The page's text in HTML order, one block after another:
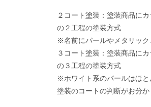
２コート塗装：塗装商品に
の２工程の塗装方式
※名前にパールやメタリック
３コート塗装：塗装商品に
の３工程の塗装方式
※ホワイト系のパールはほと
塗装のコートの判断がお分